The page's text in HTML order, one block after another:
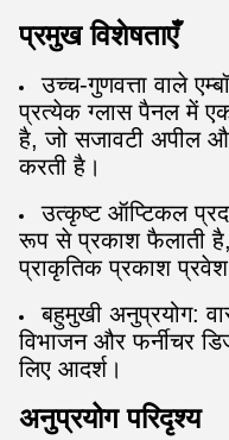
प्रमुख विशेषताएँ
उच्च-गुणवत्ता वाले
प्रत्येक ग्लास पैनल में
है, जो सजावटी अपील
करती है।
उत्कृष्ट ऑप्टिकल
रूप से प्रकाश फैलाती है,
प्राकृतिक प्रकाश प्रवेश
बहुमुखी अनुप्रयोग:
विभाजन और फर्नीचर
लिए आदर्श।
अनुप्रयोग परिदृश्य